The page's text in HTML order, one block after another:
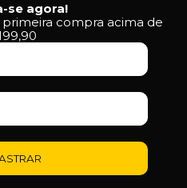
se agora!
primeira compra acima de